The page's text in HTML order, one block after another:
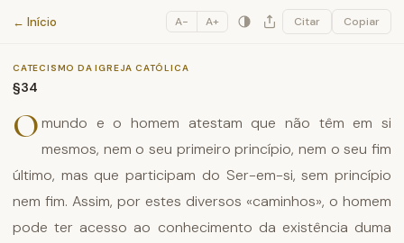
Catecismo da Igreja Católica
← Início A− A+ Citar Copiar
CATECISMO DA IGREJA CATÓLICA
§34
Omundo e o homem atestam que não têm em si
mesmos, nem o seu primeiro princípio, nem o seu fim
último, mas que participam do Ser-em-si, sem princípio
nem fim. Assim, por estes diversos «caminhos», o homem
pode ter acesso ao conhecimento da existência duma